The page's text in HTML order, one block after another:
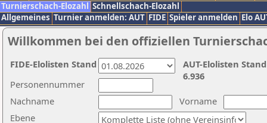
Turnierschach-Elozahl Schnellschach-Elozahl
Allgemeines Turnier anmelden: AUT FIDE Spieler anmelden Elo
Willkommen bei den offiziellen
Nachname
Vorname
Ebene
Personennummer
AUT-Elolisten
6.936
FIDE-Elolisten Stand